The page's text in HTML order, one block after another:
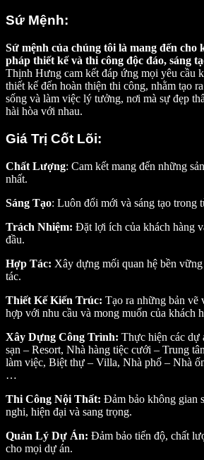
Sứ Mệnh:
Sứ mệnh của chúng tôi là mang đến cho
pháp thiết kế và thi công độc đáo, sáng
Thịnh Hưng cam kết đáp ứng mọi yêu cầu
thiết kế đến hoàn thiện thi công, nhằm tạo
sống và làm việc lý tưởng, nơi mà sự đẹp
hài hòa với nhau.
Giá Trị Cốt Lõi:
Chất Lượng: Cam kết mang đến những
nhất.
Sáng Tạo: Luôn đổi mới và sáng tạo trong
Trách Nhiệm: Đặt lợi ích của khách hàng
đầu.
Hợp Tác: Xây dựng mối quan hệ bền
tác.
Thiết Kế Kiến Trúc: Tạo ra những bản vẽ
hợp với nhu cầu và mong muốn của khách
Xây Dựng Công Trình: Thực hiện các dự
sạn – Resort, Nhà hàng tiệc cưới – Trung
làm việc, Biệt thự – Villa, Nhà phố – Nhà
…
Thi Công Nội Thất: Đảm bảo không gian
nghi, hiện đại và sang trọng.
Quản Lý Dự Án: Đảm bảo tiến độ, chất
cho mọi dự án.